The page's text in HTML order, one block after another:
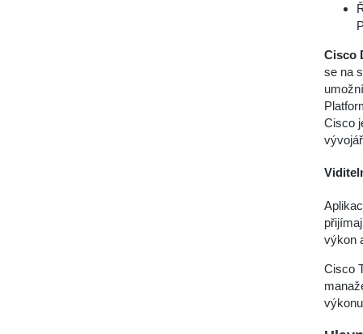
Cisco
se na
Cisco
výkon
Cisco